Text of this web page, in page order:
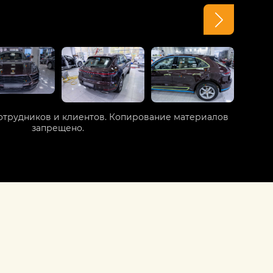
и клиентов. Копирование материалов
запрещено.